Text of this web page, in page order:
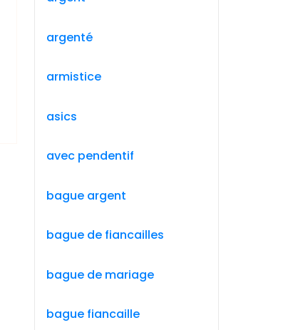
argenté
armistice
asics
avec pendentif
bague argent
bague de fiancailles
bague de mariage
bague fiancaille